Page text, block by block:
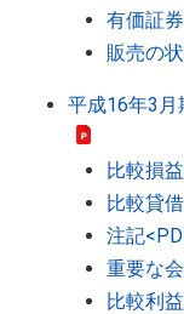
有価証券
販売の
平成16年3月
比較損
比較貸
注記
重要な
比較利